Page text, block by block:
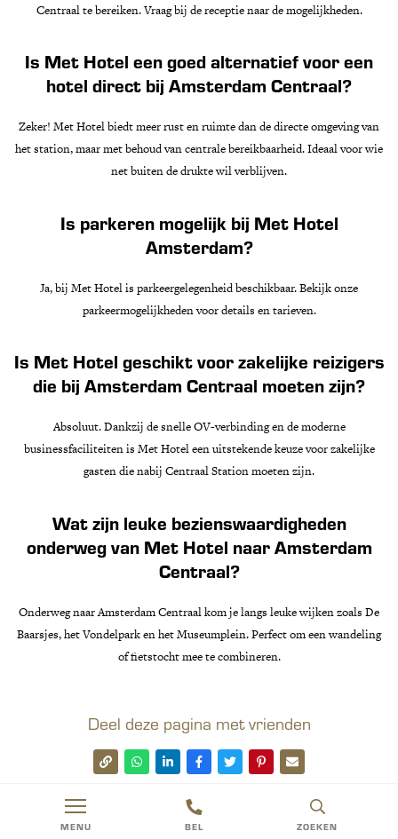
Centraal te bereiken. Vraag bij de receptie naar de mogelijkheden.
Is Met Hotel een goed alternatief voor een
hotel direct bij Amsterdam Centraal?
Zeker! Met Hotel biedt meer rust en ruimte dan de directe omgeving van
het station, maar met behoud van centrale bereikbaarheid. Ideaal voor wie
net buiten de drukte wil verblijven.
Is parkeren mogelijk bij Met Hotel
Amsterdam?
Ja, bij Met Hotel is parkeergelegenheid beschikbaar. Bekijk onze
parkeermogelijkheden voor details en tarieven.
Is Met Hotel geschikt voor zakelijke reizigers
die bij Amsterdam Centraal moeten zijn?
Absoluut. Dankzij de snelle OV-verbinding en de moderne
businessfaciliteiten is Met Hotel een uitstekende keuze voor zakelijke
gasten die nabij Centraal Station moeten zijn.
Wat zijn leuke bezienswaardigheden
onderweg van Met Hotel naar Amsterdam
Centraal?
Onderweg naar Amsterdam Centraal kom je langs leuke wijken zoals De
Baarsjes, het Vondelpark en het Museumplein. Perfect om een wandeling
of fietstocht mee te combineren.
Deel deze pagina met vrienden
MENU BEL ZOEKEN